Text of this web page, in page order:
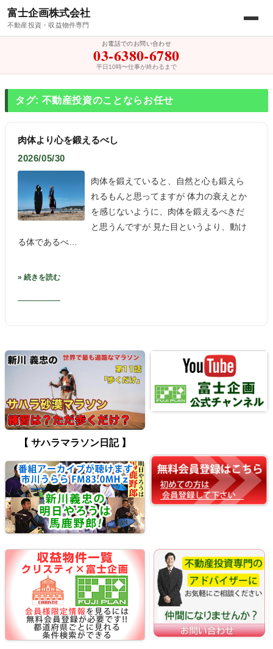
富士企画株式会社
不動産投資・収益物件専門
お電話でのお問い合わせ
03-6380-6780
平日10時〜仕事が終わるまで
タグ: 不動産投資のことならお任せ
肉体より心を鍛えるべし
2026/05/30
肉体を鍛えていると、自然と心も鍛えら
れるもんと思ってますが 体力の衰えとか
を感じないように、肉体を鍛えるべきだ
と思うんですが 見た目というより、動け
る体であるべ…
» 続きを読む
【 サハラマラソン日記 】